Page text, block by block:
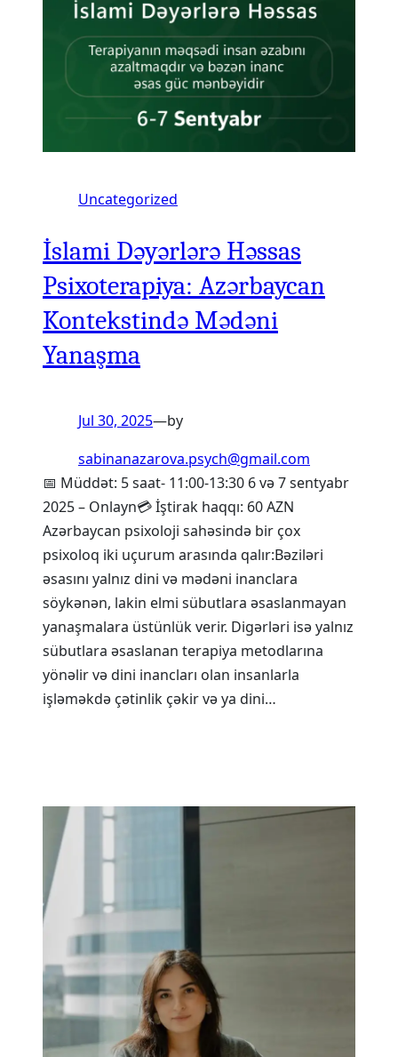
Uncategorized
İslami Dəyərlərə Həssas
Psixoterapiya: Azərbaycan
Kontekstində Mədəni
Yanaşma
Jul 30, 2025—by
sabinanazarova.psych@gmail.com
📅 Müddət: 5 saat- 11:00-13:30 6 və 7 sentyabr
2025 – Onlayn💳 İştirak haqqı: 60 AZN
Azərbaycan psixoloji sahəsində bir çox
psixoloq iki uçurum arasında qalır:Bəziləri
əsasını yalnız dini və mədəni inanclara
söykənən, lakin elmi sübutlara əsaslanmayan
yanaşmalara üstünlük verir. Digərləri isə yalnız
sübutlara əsaslanan terapiya metodlarına
yönəlir və dini inancları olan insanlarla
işləməkdə çətinlik çəkir və ya dini…